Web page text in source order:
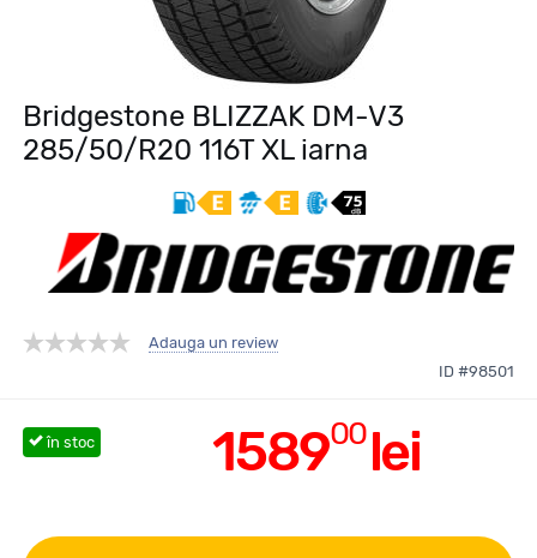
Bridgestone BLIZZAK DM-V3
285/50/R20 116T XL iarna
Adauga un review
ID #98501
158900lei
în stoc